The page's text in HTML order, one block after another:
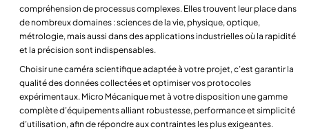
compréhension de processus complexes. Elles trouvent leur place dans
de nombreux domaines : sciences de la vie, physique, optique,
métrologie, mais aussi dans des applications industrielles où la rapidité
et la précision sont indispensables.
Choisir une caméra scientifique adaptée à votre projet, c’est garantir la
qualité des données collectées et optimiser vos protocoles
expérimentaux. Micro Mécanique met à votre disposition une gamme
complète d’équipements alliant robustesse, performance et simplicité
d’utilisation, afin de répondre aux contraintes les plus exigeantes.